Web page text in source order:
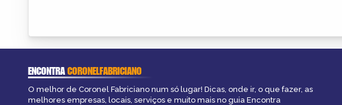
ENCONTRACORONELFABRICIANO
O melhor de Coronel Fabriciano num só lugar! Dicas, onde ir, o que fazer, as
melhores empresas, locais, serviços e muito mais no guia Encontra